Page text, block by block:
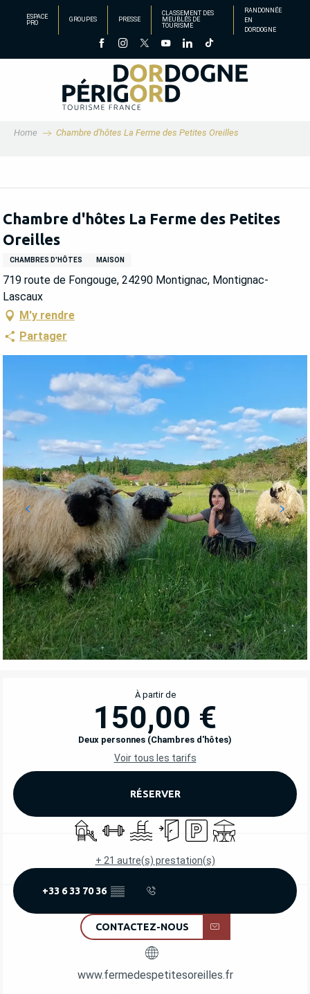
principal
ESPACE
PRO
GROUPES PRESSE
CLASSEMENT DES
MEUBLÉS DE
TOURISME
RANDONNÉE
EN
DORDOGNE
Home Chambre d'hôtes La Ferme des Petites Oreilles
Chambre d'hôtes La Ferme des Petites
Oreilles
CHAMBRES D'HÔTES MAISON
719 route de Fongouge, 24290 Montignac, Montignac-
Lascaux
M'y rendre
Partager
OUVERTURE ET COORDONNÉES
À partir de
150,00 €
Deux personnes (Chambres d'hôtes)
Voir tous les tarifs
RÉSERVER
Jeux pour enfants / Espace jeux
Salle de sport
PiscineEntrée indépendante
ParkingTerrasse
+ 21 autre(s) prestation(s)
+33 6 33 70 36 ▒▒
CONTACTEZ-NOUS
www.fermedespetitesoreilles.fr